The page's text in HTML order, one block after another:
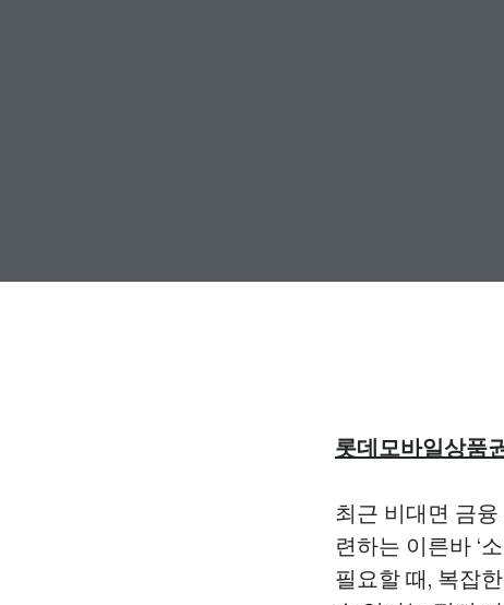
롯데모바일상품
최근 비대면 금
련하는 이른바 ‘
필요할 때, 복잡